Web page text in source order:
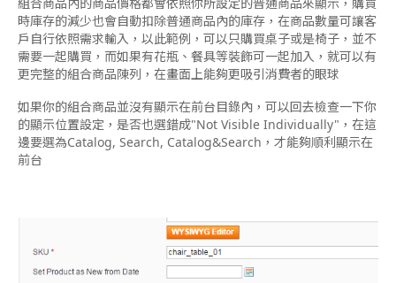
時庫存的減少也會自動扣除普通商品內的庫存，在商品數量可讓客
戶自行依照需求輸入，以此範例，可以只購買桌子或是椅子，並不
需要一起購買，而如果有花瓶、餐具等裝飾可一起加入，就可以有
更完整的組合商品陳列，在畫面上能夠更吸引消費者的眼球
如果你的組合商品並沒有顯示在前台目錄內，可以回去檢查一下你
的顯示位置設定，是否也選錯成"Not Visible Individually"，在這
邊要選為Catalog, Search, Catalog&Search，才能夠順利顯示在
前台